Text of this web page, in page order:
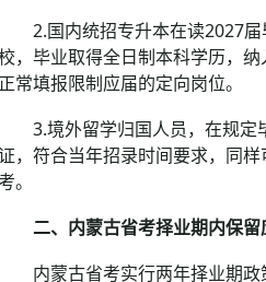
国内统招专升本在读2027届
，毕业取得全日制本科学历，
常填报限制应届的定向岗位。
境外留学归国人员，在规定
，符合当年招录时间要求，同
。
、内蒙古省考择业期内保留
蒙古省考实行两年择业期政